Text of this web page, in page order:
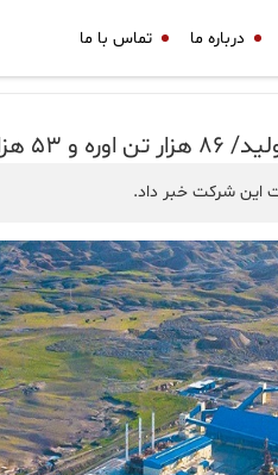
درباره ما تماس با ما
شد
این شرکت خبر داد.